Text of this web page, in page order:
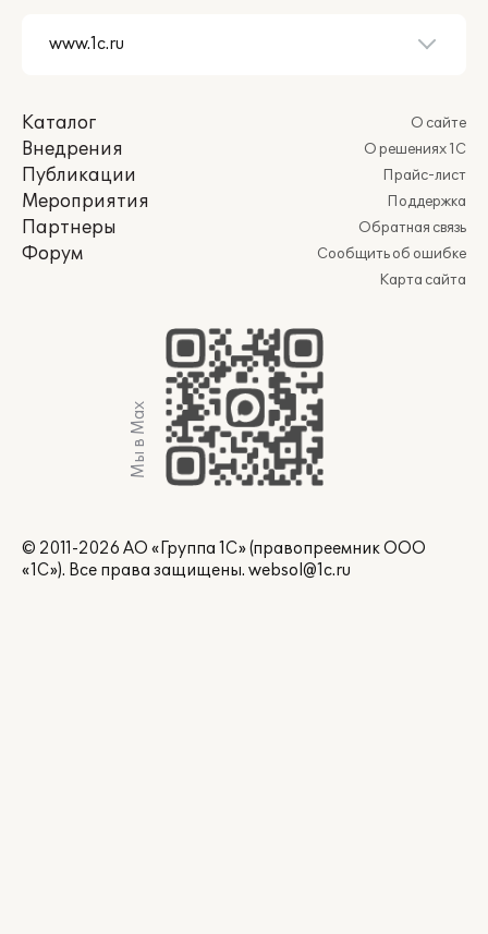
Каталог
Внедрения
Публикации
Мероприятия
Партнеры
Форум
О сайте
О решениях 1С
Прайс-лист
Поддержка
Обратная связь
Сообщить об ошибке
Карта сайта
Мы в Max
© 2011-2026 АО «Группа 1С» (правопреемник ООО
«1С»). Все права защищены. websol@1c.ru